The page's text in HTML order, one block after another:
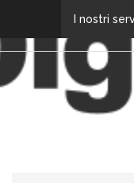
I nostri